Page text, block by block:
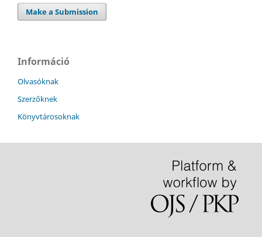
Make a Submission
Információ
Olvasóknak
Szerzőknek
Könyvtárosoknak